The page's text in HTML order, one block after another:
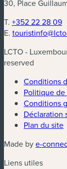
30, Place
T. +352 22 28 09
E.
LCTO -
reserved
Conditions
Politique
Conditions
Déclaration
Plan du site
Made bye-
Liens utiles